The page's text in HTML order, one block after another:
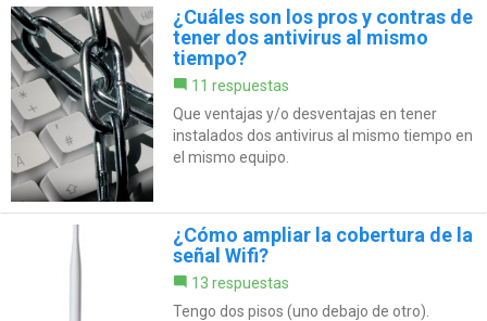
¿Cuáles son los pros y contras de
tener dos antivirus al mismo
tiempo?
11 respuestas
Que ventajas y/o desventajas en tener
instalados dos antivirus al mismo tiempo en
el mismo equipo.
¿Cómo ampliar la cobertura de la
señal Wifi?
13 respuestas
Tengo dos pisos (uno debajo de otro).